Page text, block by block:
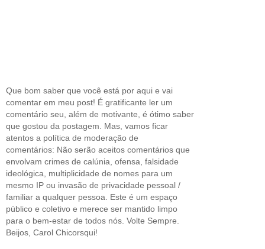
Que bom saber que você está por aqui e vai
comentar em meu post! É gratificante ler um
comentário seu, além de motivante, é ótimo saber
que gostou da postagem. Mas, vamos ficar
atentos a política de moderação de
comentários: Não serão aceitos comentários que
envolvam crimes de calúnia, ofensa, falsidade
ideológica, multiplicidade de nomes para um
mesmo IP ou invasão de privacidade pessoal /
familiar a qualquer pessoa. Este é um espaço
público e coletivo e merece ser mantido limpo
para o bem-estar de todos nós. Volte Sempre.
Beijos, Carol Chicorsqui!